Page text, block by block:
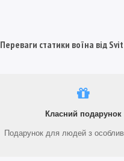
Переваги статики воїна від
Класний подарунок
Подарунок для людей з